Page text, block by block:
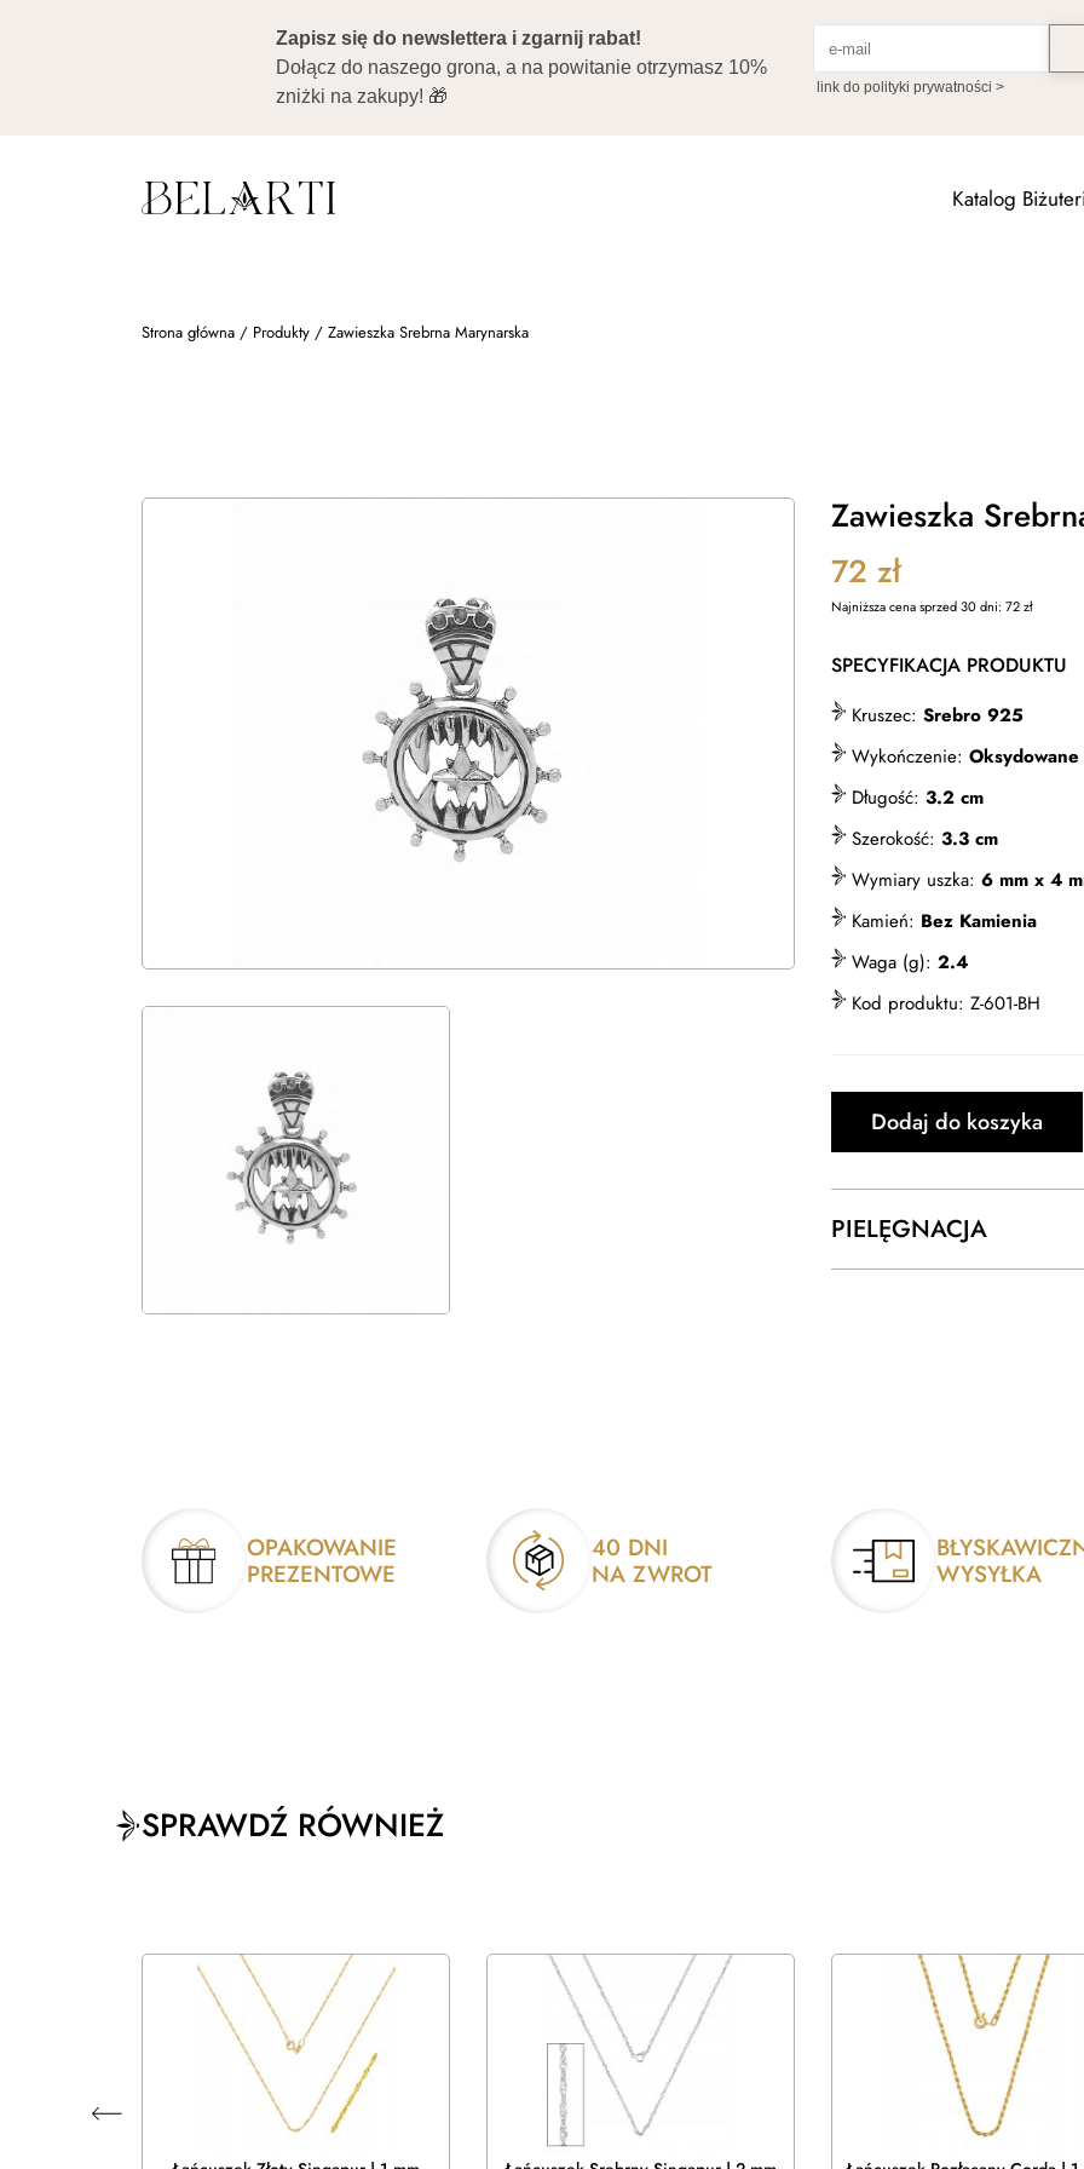
Katalog
Strona główna / Produkty / Zawieszka Srebrna Marynarska
Zawieszka
72 zł
Najniższa cena sprzed 30 dni:72zł
SPECYFIKACJA PRODUKTU
Kruszec: Srebro 925
Wykończenie: Oksydowane
Długość: 3.2 cm
Szerokość: 3.3 cm
Wymiary uszka: 6 mm x 4
Kamień: Bez Kamienia
Waga (g): 2.4
Kod produktu: Z-601-BH
Dodaj do koszyka
PIELĘGNACJA
OPAKOWANIE
PREZENTOWE
40 DNI
NA ZWROT
WYSYŁKA
SPRAWDŹ RÓWNIEŻ